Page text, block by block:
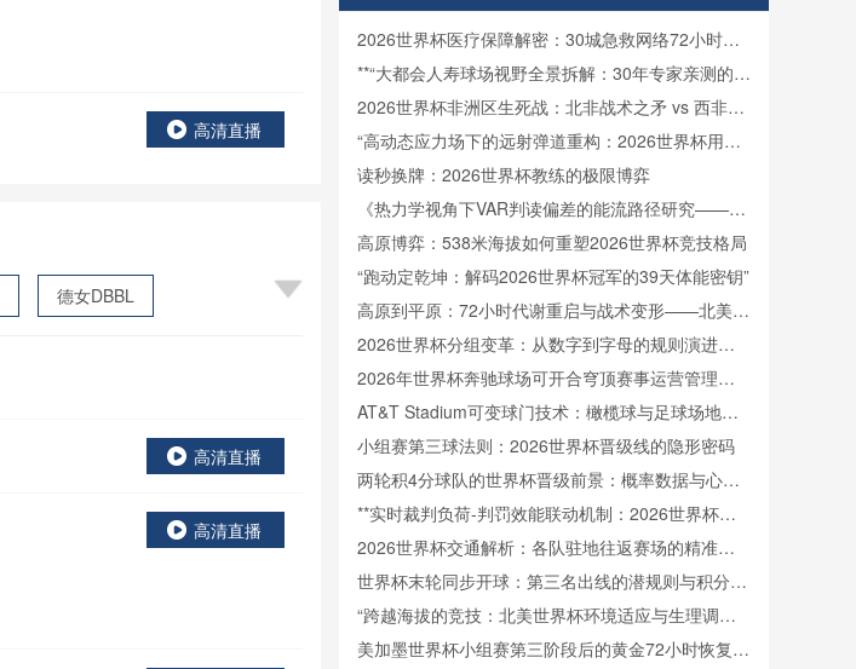
高清直播
德女DBBL
高清直播
高清直播
2026世界杯医疗保障解密：30城急救网络72小时全
域激活
**“大都会人寿球场视野全景拆解：30年专家亲测的亮
点与盲区”**
2026世界杯非洲区生死战：北非战术之矛 vs 西非力
量之盾
“高动态应力场下的远射弹道重构：2026世界杯用球
飞行控制与落点精度的技术解构”
读秒换牌：2026世界杯教练的极限博弈
《热力学视角下VAR判读偏差的能流路径研究——基
于2022卡塔尔世界杯的实证检验》
高原博弈：538米海拔如何重塑2026世界杯竞技格局
“跑动定乾坤：解码2026世界杯冠军的39天体能密钥”
高原到平原：72小时代谢重启与战术变形——北美世
界杯的隐形博弈
2026世界杯分组变革：从数字到字母的规则演进与
历史脉络
2026年世界杯奔驰球场可开合穹顶赛事运营管理指
南
AT&T Stadium可变球门技术：橄榄球与足球场地瞬
间转换的核心机制
小组赛第三球法则：2026世界杯晋级线的隐形密码
两轮积4分球队的世界杯晋级前景：概率数据与心理
韧性解析
**实时裁判负荷-判罚效能联动机制：2026世界杯执
法情境下心率变异性与决策准确率的动态耦合分析**
2026世界杯交通解析：各队驻地往返赛场的精准通
勤时间表
世界杯末轮同步开球：第三名出线的潜规则与积分暗
战
“跨越海拔的竞技：北美世界杯环境适应与生理调节
研究”
美加墨世界杯小组赛第三阶段后的黄金72小时恢复策